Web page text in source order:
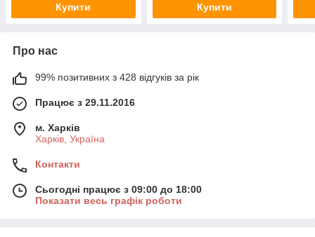
Купити Купити
Про нас
99% позитивних з 428 відгуків за рік
Працює з 29.11.2016
м. Харків
Харків, Україна
Контакти
Сьогодні працює з 09:00 до 18:00
Показати весь графік роботи